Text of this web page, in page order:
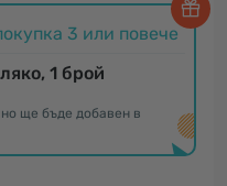
3 или повече
1 брой
ще бъде добавен в